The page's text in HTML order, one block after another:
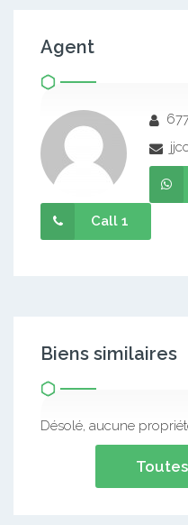
Agent
Call 1
Biens similaires
Désolé, aucune